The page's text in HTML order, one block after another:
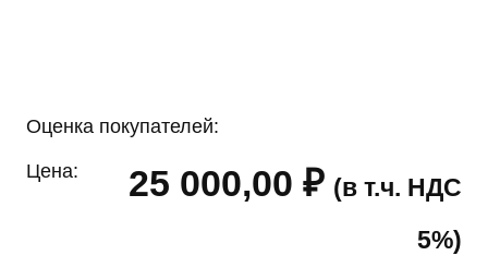
Оценка покупателей:
Цена: 25 000,00 ₽ (в т.ч. НДС
5%)